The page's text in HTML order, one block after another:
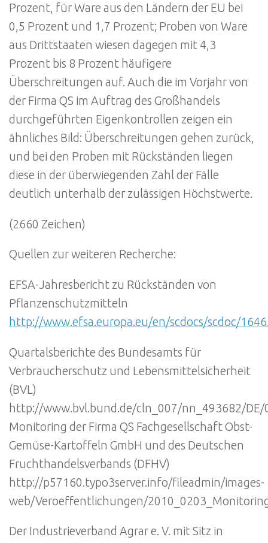
Prozent, für Ware aus den Ländern der EU bei
0,5 Prozent und 1,7 Prozent; Proben von Ware
aus Drittstaaten wiesen dagegen mit 4,3
Prozent bis 8 Prozent häufigere
Überschreitungen auf. Auch die im Vorjahr von
der Firma QS im Auftrag des Großhandels
durchgeführten Eigenkontrollen zeigen ein
ähnliches Bild: Überschreitungen gehen zurück,
und bei den Proben mit Rückständen liegen
diese in der überwiegenden Zahl der Fälle
deutlich unterhalb der zulässigen Höchstwerte.
(2660 Zeichen)
Quellen zur weiteren Recherche:
EFSA-Jahresbericht zu Rückständen von
Pflanzenschutzmitteln
http://www.efsa.europa.eu/en/scdocs/scdoc/
Quartalsberichte des Bundesamts für
Verbraucherschutz und Lebensmittelsicherheit
(BVL)
http://www.bvl.bund.de/cln_007/nn_493682/DE/
Monitoring der Firma QS Fachgesellschaft Obst-
Gemüse-Kartoffeln GmbH und des Deutschen
Fruchthandelsverbands (DFHV)
http://p57160.typo3server.info/fileadmin/images-
web/Veroeffentlichungen/
Der Industrieverband Agrar e. V. mit Sitz in